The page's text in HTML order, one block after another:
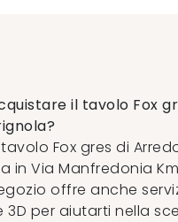
il tavolo Fox
Fox gres di
in Via Manfredonia
offre anche
per aiutarti nella